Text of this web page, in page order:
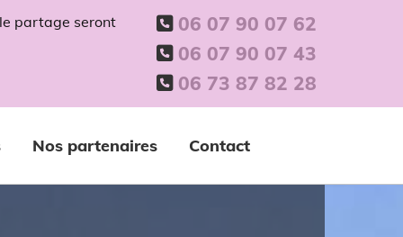
partage seront
 06 07 90 07 62
 06 07 90 07 43
 06 73 87 82 28
Nos partenaires Contact